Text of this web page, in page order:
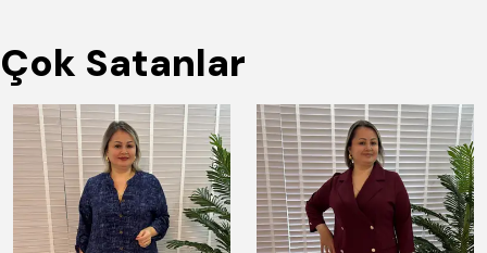
Çok Satanlar